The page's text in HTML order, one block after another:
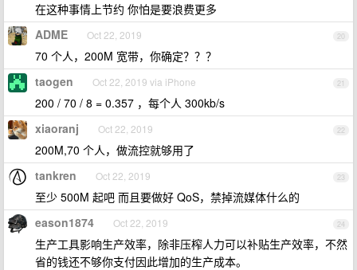
在这种事情上节约 你怕是要浪费更多
20
ADME Oct 22, 2019
70 个人，200M 宽带，你确定？？？
21
taogen Oct 22, 2019 via iPhone
200 / 70 / 8 = 0.357 ，每个人 300kb/s
22
xiaoranj Oct 22, 2019
200M,70 个人，做流控就够用了
23
tankren Oct 22, 2019
至少 500M 起吧 而且要做好 QoS，禁掉流媒体什么的
24
eason1874 Oct 22, 2019
生产工具影响生产效率，除非压榨人力可以补贴生产效率，不然
省的钱还不够你支付因此增加的生产成本。